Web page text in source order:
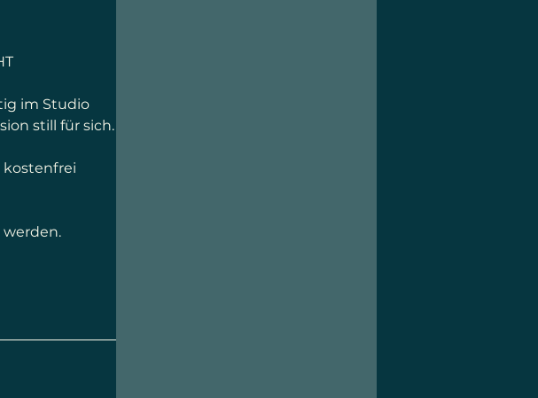
im Studio
still für sich.
kostenfrei